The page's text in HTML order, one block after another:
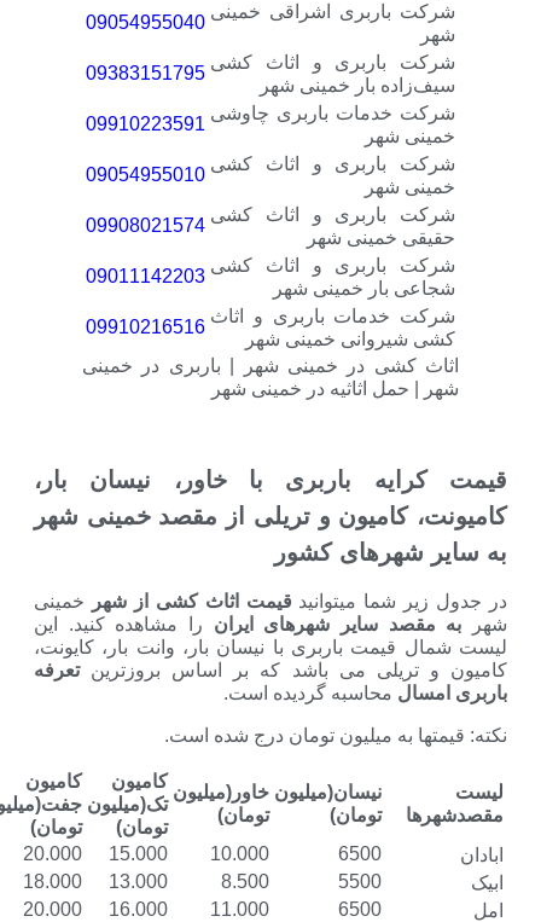
باربری اشراقی خمینی
09054955040
باربری و اثاث کشی
بار خمینی شهر
09383151795
خدمات باربری چاوشی
09910223591
باربری و اثاث کشی
09054955010
باربری و اثاث کشی
خمینی شهر
09908021574
باربری و اثاث کشی
بار خمینی شهر
09011142203
خدمات باربری و اثاث
خمینی شهر
09910216516
در خمینی شهر | باربری در خمینی
اثاثیه در خمینی شهر
باربری با خاور، نیسان بار،
کامیون و تریلی از مقصد خمینی شهر
کشور
شما میتوانید قیمت اثاث کشی از شهرخمینی
سایر شهرهای ایران
را مشاهده کنید. این
باربری با نیسان بار، وانت بار، کایونت،
می باشد که بر اساس بروزترینتعرفه
محاسبه گردیده است.
به میلیون تومان درج شده است.
نیسان(میلیون
تومان)
خاور(میلیون
تومان)
کامیون
تک(میلیون
تومان)
کامیون
جفت(میلیون
تومان)
کامیون
تریلی(میلیون
تومان)
6500
10.000
15.000
20.000
25.000
5500
8.500
13.000
18.000
23.000
6500
11.000
16.000
20.000
25.000